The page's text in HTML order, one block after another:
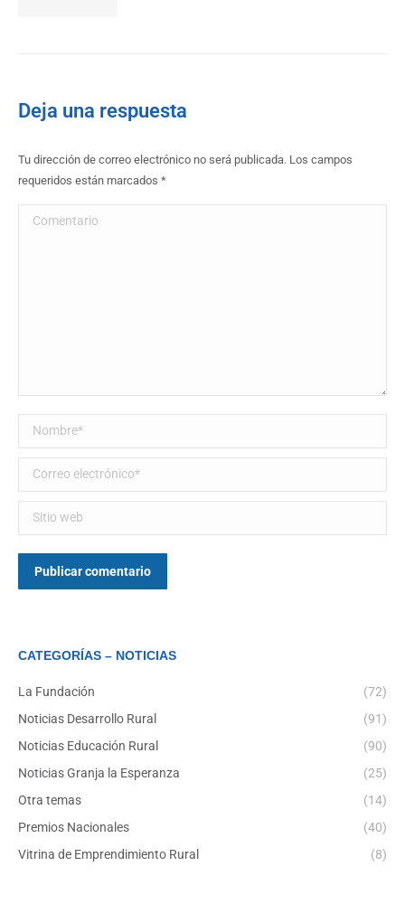
Deja una respuesta
Tu dirección de correo electrónico no será publicada. Los campos
requeridos están marcados *
Comentario
Nombre *
Correo electrónico *
Sitio web
Publicar comentario
CATEGORÍAS – NOTICIAS
La Fundación
(72)
Noticias Desarrollo Rural
(91)
Noticias Educación Rural
(90)
Noticias Granja la Esperanza
(25)
Otra temas
(14)
Premios Nacionales
(40)
Vitrina de Emprendimiento Rural
(8)